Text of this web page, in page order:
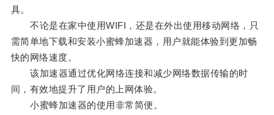
具。
不论是在家中使用WIFI，还是在外出使用移动网络，只
需简单地下载和安装小蜜蜂加速器，用户就能体验到更加畅
快的网络速度。
该加速器通过优化网络连接和减少网络数据传输的时
间，有效地提升了用户的上网体验。
小蜜蜂加速器的使用非常简便。